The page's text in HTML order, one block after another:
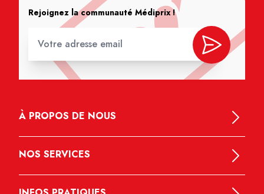
Rejoignez la communauté Médiprix !
À PROPOS DE NOUS
NOS SERVICES